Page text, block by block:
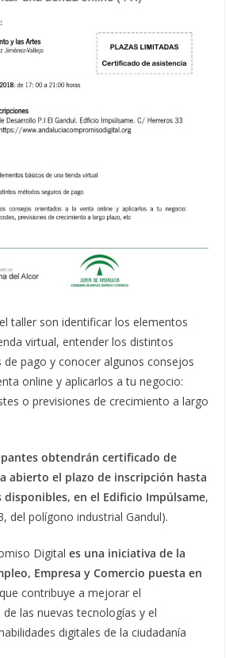
taller son identificar los elementos
virtual, entender los distintos
pago y conocer algunos consejos
online y aplicarlos a tu negocio:
o previsiones de crecimiento a largo
obtendrán certificado de
abierto el plazo de inscripción hasta
disponibles, en el Edificio Impúlsame,
del polígono industrial Gandul).
Digital es una iniciativa de la
Empresa y Comercio puesta en
que contribuye a mejorar el
las nuevas tecnologías y el
digitales de la ciudadanía